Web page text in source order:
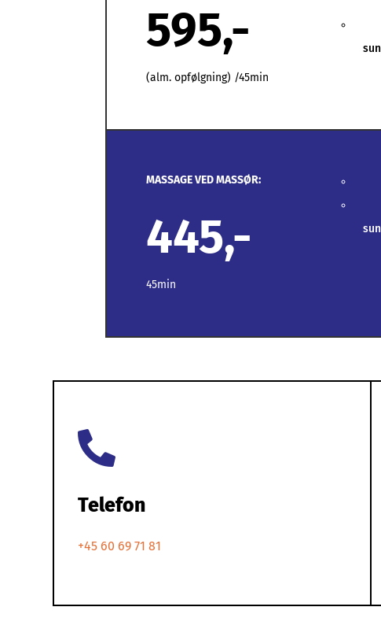
595,-
(alm. opfølgning) /45min
MASSAGE VED MASSØR:
445,-
45min

Telefon
+45 60 69 71 81